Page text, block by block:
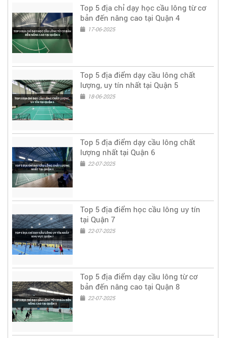
Top 5 địa chỉ dạy học cầu lông từ cơ
bản đến nâng cao tại Quận 4
17-06-2025
Top 5 địa điểm dạy cầu lông chất
lượng, uy tín nhất tại Quận 5
18-06-2025
Top 5 địa điểm dạy cầu lông chất
lượng nhất tại Quận 6
22-07-2025
Top 5 địa điểm học cầu lông uy tín
tại Quận 7
22-07-2025
Top 5 địa điểm dạy cầu lông từ cơ
bản đến nâng cao tại Quận 8
22-07-2025